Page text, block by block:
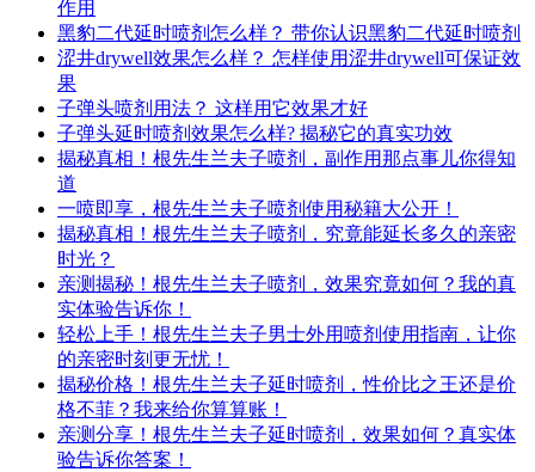
作用
黑豹二代延时喷剂怎么样？ 带你认识黑豹二代延时喷剂
涩井drywell效果怎么样？ 怎样使用涩井drywell可保证效
果
子弹头喷剂用法？ 这样用它效果才好
子弹头延时喷剂效果怎么样? 揭秘它的真实功效
揭秘真相！根先生兰夫子喷剂，副作用那点事儿你得知
道
一喷即享，根先生兰夫子喷剂使用秘籍大公开！
揭秘真相！根先生兰夫子喷剂，究竟能延长多久的亲密
时光？
亲测揭秘！根先生兰夫子喷剂，效果究竟如何？我的真
实体验告诉你！
轻松上手！根先生兰夫子男士外用喷剂使用指南，让你
的亲密时刻更无忧！
揭秘价格！根先生兰夫子延时喷剂，性价比之王还是价
格不菲？我来给你算算账！
亲测分享！根先生兰夫子延时喷剂，效果如何？真实体
验告诉你答案！